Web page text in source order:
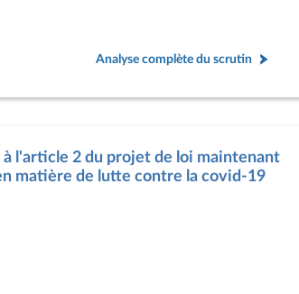
Analyse complète du scrutin
à l'article 2 du projet de loi maintenant
matière de lutte contre la covid-19